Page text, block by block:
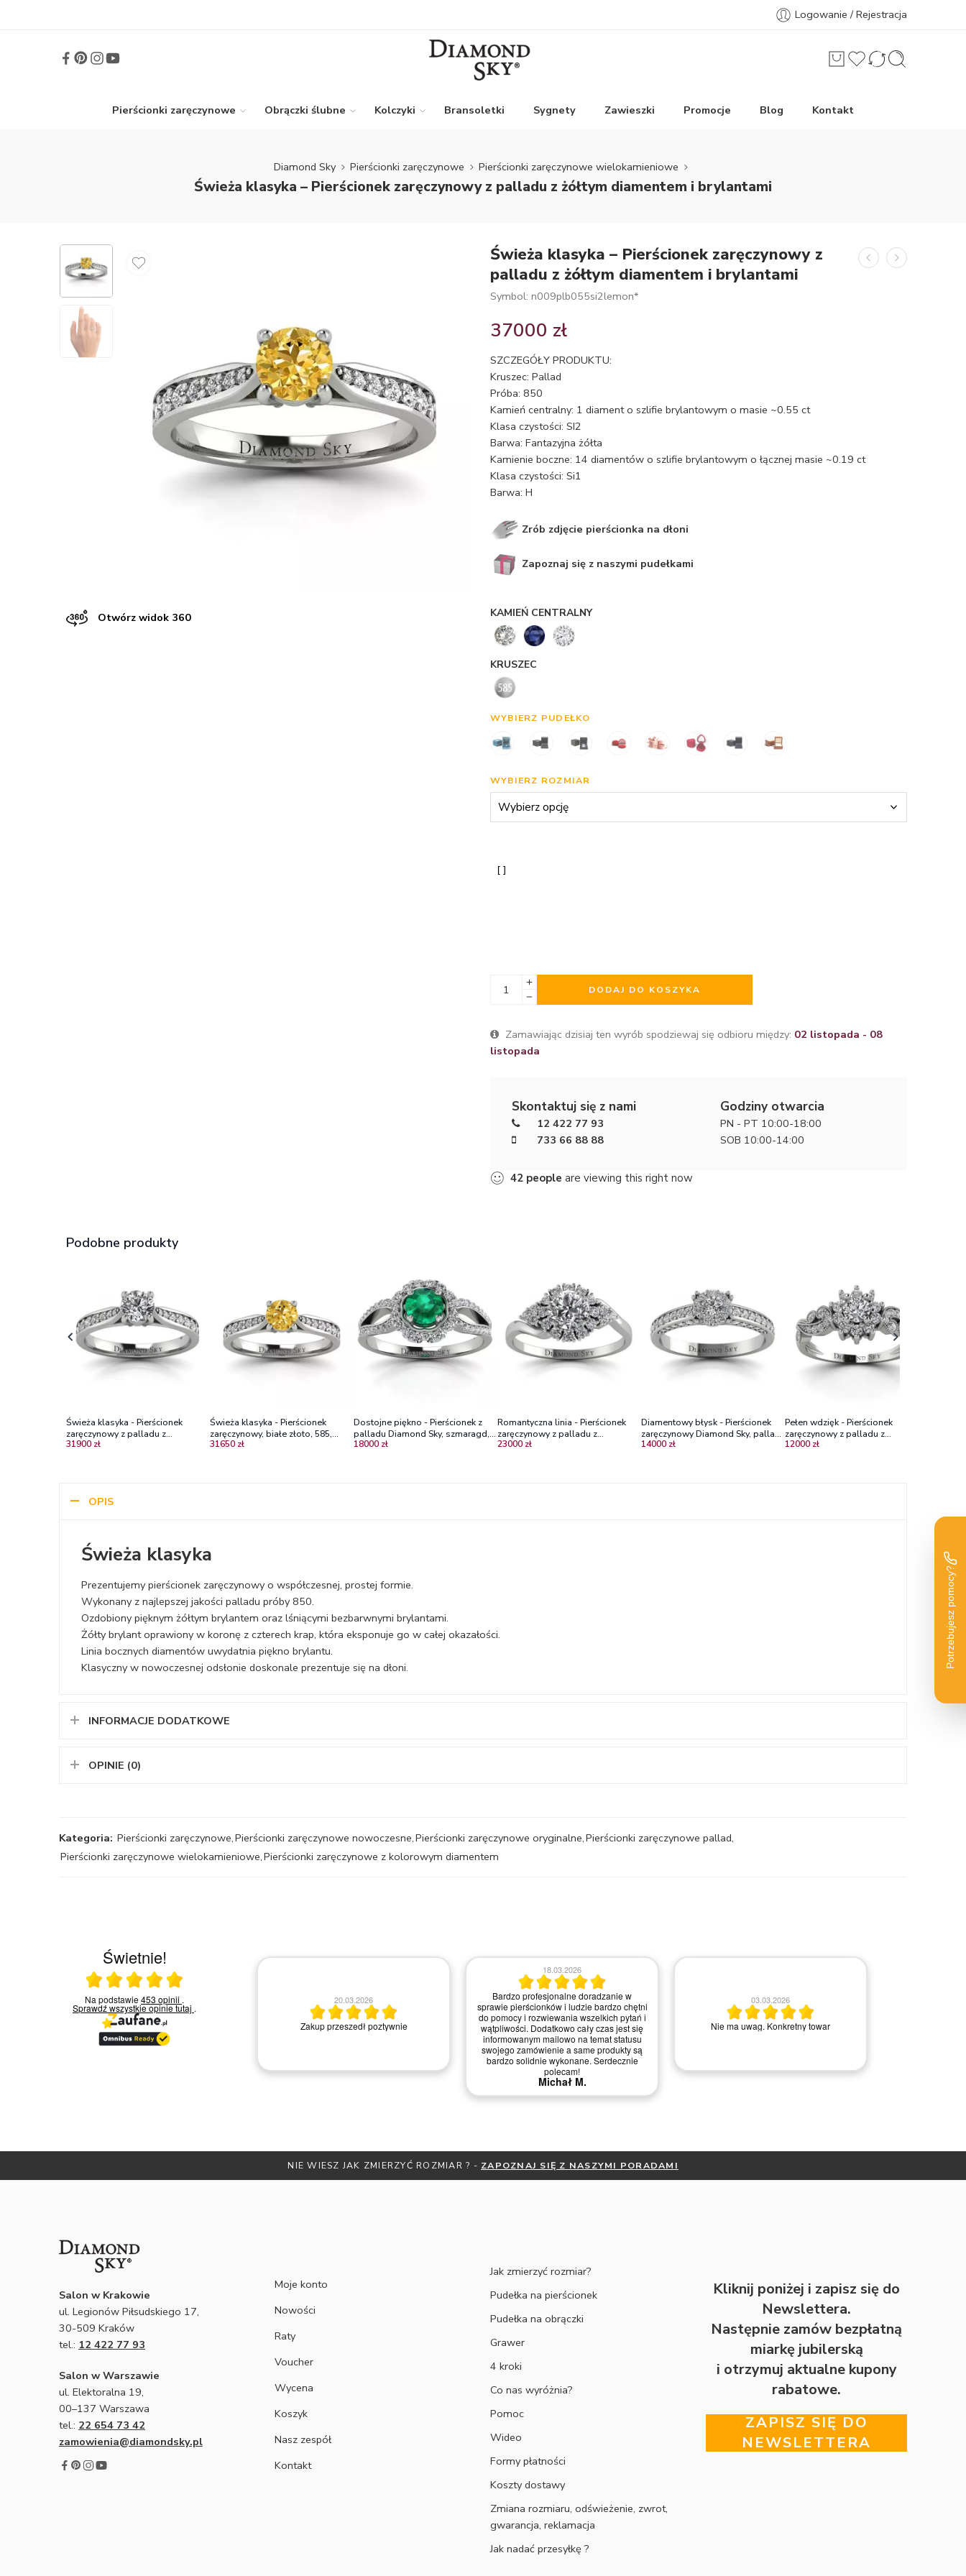
Logowanie / Rejestracja
Pierścionki zaręczynowe Obrączki ślubne Kolczyki Bransoletki Sygnety Zawieszki Promocje Blog Kontakt
Diamond Sky Pierścionki zaręczynowe Pierścionki zaręczynowe wielokamieniowe
Świeża klasyka – Pierścionek zaręczynowy z palladu z żółtym diamentem i brylantami
Otwórz widok 360
Świeża klasyka – Pierścionek zaręczynowy z
palladu z żółtym diamentem i brylantami
Symbol: n009plb055si2lemon*
37000 zł
SZCZEGÓŁY PRODUKTU:
Kruszec: Pallad
Próba: 850
Kamień centralny: 1 diament o szlifie brylantowym o masie ~0.55 ct
Klasa czystości: SI2
Barwa: Fantazyjna żółta
Kamienie boczne: 14 diamentów o szlifie brylantowym o łącznej masie ~0.19 ct
Klasa czystości: Si1
Barwa: H
Zrób zdjęcie pierścionka na dłoni
Zapoznaj się z naszymi pudełkami
KAMIEŃ CENTRALNY
KRUSZEC
WYBIERZ PUDEŁKO
WYBIERZ ROZMIAR
DODAJ DO KOSZYKA
Zamawiając dzisiaj ten wyrób spodziewaj się odbioru między: 02 listopada - 08
listopada
Skontaktuj się z nami
12 422 77 93
733 66 88 88
Godziny otwarcia
PN - PT 10:00-18:00
SOB 10:00-14:00
42 people are viewing this right now
Podobne produkty
Świeża klasyka - Pierścionek
zaręczynowy z palladu z
brylantami Vs2/G
31900 zł
Świeża klasyka - Pierścionek
zaręczynowy, białe złoto, 585,
żółty brylant, diamenty
31650 zł
Dostojne piękno - Pierścionek z
palladu Diamond Sky, szmaragd,
diamenty
18000 zł
Romantyczna linia - Pierścionek
zaręczynowy z palladu z
diamentami
23000 zł
Diamentowy błysk - Pierścionek
zaręczynowy Diamond Sky, pallad,
brylanty VS1/E
14000 zł
Pełen wdzięk - Pierścionek
zaręczynowy z palladu z
diamentami SI2/H
12000 zł
OPIS
Świeża klasyka
Prezentujemy pierścionek zaręczynowy o współczesnej, prostej formie.
Wykonany z najlepszej jakości palladu próby 850.
Ozdobiony pięknym żółtym brylantem oraz lśniącymi bezbarwnymi brylantami.
Żółty brylant oprawiony w koronę z czterech krap, która eksponuje go w całej okazałości.
Linia bocznych diamentów uwydatnia piękno brylantu.
Klasyczny w nowoczesnej odsłonie doskonale prezentuje się na dłoni.
INFORMACJE DODATKOWE
OPINIE (0)
Kategoria: Pierścionki zaręczynowe,Pierścionki zaręczynowe nowoczesne,Pierścionki zaręczynowe oryginalne,Pierścionki zaręczynowe pallad,
Pierścionki zaręczynowe wielokamieniowe,Pierścionki zaręczynowe z kolorowym diamentem
Świetnie!
Ocena średnia 5 na 5
Na podstawie453 opinii .
Sprawdź wszystkie opinietutaj .
23.03.2026
Bardzo miła i kompetentna obsługa.
Polecam
Remigiusz D.
20.03.2026
Zakup przeszedł poztywnie
18.03.2026
Bardzo profesjonalne doradzanie w
sprawie pierścionków i ludzie bardzo chętni
do pomocy i rozwiewania wszelkich pytań i
wątpliwości. Dodatkowo cały czas jest się
informowanym mailowo na temat statusu
swojego zamówienie a same produkty są
bardzo solidnie wykonane. Serdecznie
polecam!
Michał M.
03.03.2026
Nie ma uwag. Konkretny towar
NIE WIESZ JAK ZMIERZYĆ ROZMIAR ? - ZAPOZNAJ SIĘ Z NASZYMI PORADAMI
Salon w Krakowie
ul. Legionów Piłsudskiego 17,
30-509 Kraków
tel.: 12 422 77 93
Salon w Warszawie
ul. Elektoralna 19,
00–137 Warszawa
tel.: 22 654 73 42
zamowienia@diamondsky.pl
Moje konto
Nowości
Raty
Voucher
Wycena
Koszyk
Nasz zespół
Kontakt
Jak zmierzyć rozmiar?
Pudełka na pierścionek
Pudełka na obrączki
Grawer
4 kroki
Co nas wyróżnia?
Pomoc
Wideo
Formy płatności
Koszty dostawy
Zmiana rozmiaru, odświeżenie, zwrot,
gwarancja, reklamacja
Jak nadać przesyłkę ?
Kliknij poniżej i zapisz się do
Newslettera.
Następnie zamów bezpłatną
miarkę jubilerską
i otrzymuj aktualne kupony
rabatowe.
ZAPISZ SIĘ DO
NEWSLETTERA